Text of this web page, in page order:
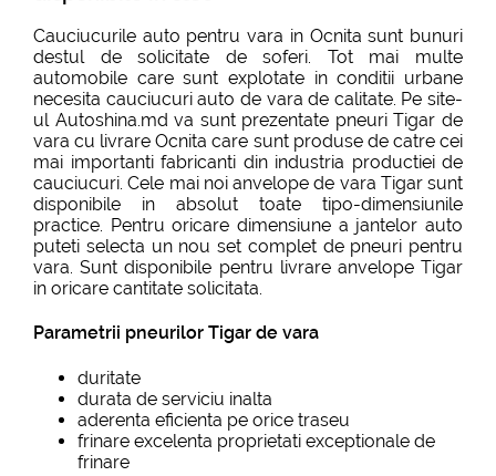
Cauciucurile auto pentru vara in Ocnita sunt bunuri
destul de solicitate de soferi. Tot mai multe
automobile care sunt explotate in conditii urbane
necesita cauciucuri auto de vara de calitate. Pe site-
ul Autoshina.md va sunt prezentate pneuri Tigar de
vara cu livrare Ocnita care sunt produse de catre cei
mai importanti fabricanti din industria productiei de
cauciucuri. Cele mai noi anvelope de vara Tigar sunt
disponibile in absolut toate tipo-dimensiunile
practice. Pentru oricare dimensiune a jantelor auto
puteti selecta un nou set complet de pneuri pentru
vara. Sunt disponibile pentru livrare anvelope Tigar
in oricare cantitate solicitata.
Parametrii pneurilor Tigar de vara
duritate
durata de serviciu inalta
aderenta eficienta pe orice traseu
frinare excelenta proprietati exceptionale de
frinare